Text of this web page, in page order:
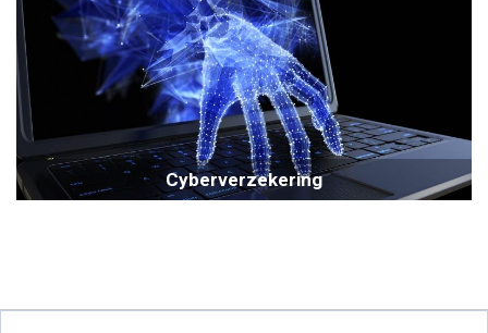
Cyberverzekering